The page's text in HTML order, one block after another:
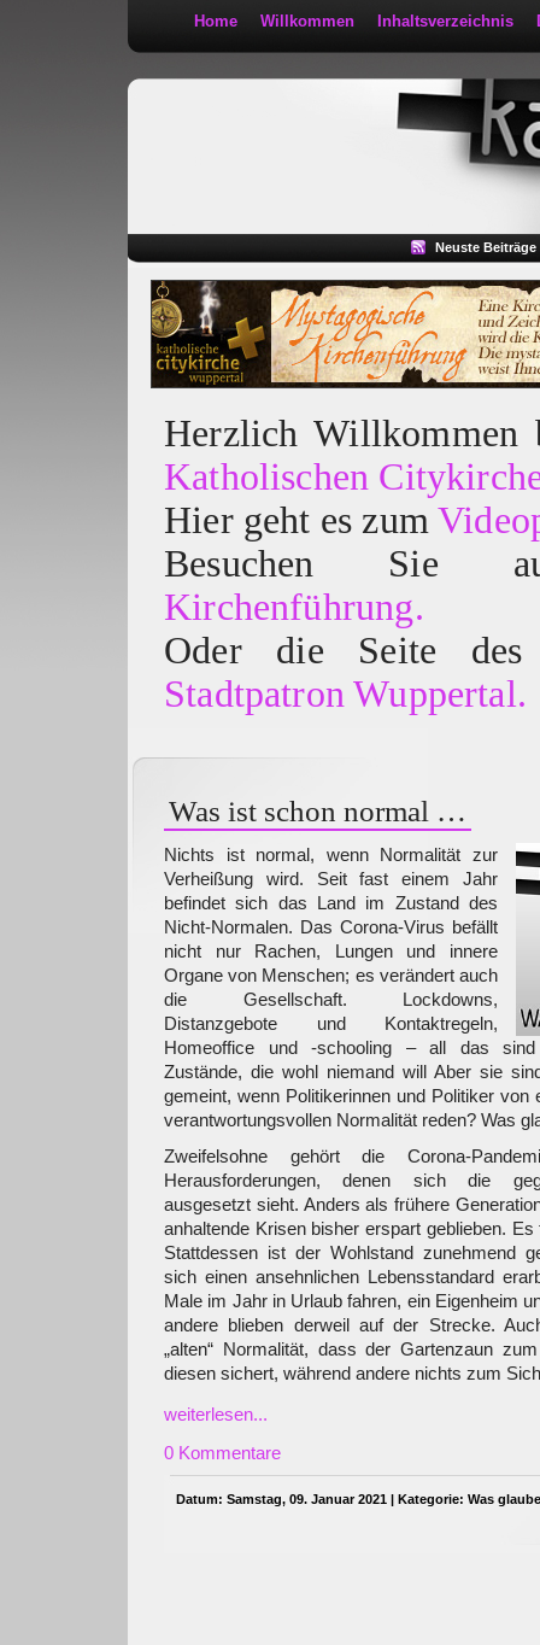
Home Willkommen Inhaltsverzeichnis
Neuste Beiträge
Herzlich
Katholischen
Hier geht es zum
Besuchen
Kirchenführung.
Oder die Seite des
Stadtpatron Wuppertal.
Was ist schon normal …
Nichts ist normal, wenn Normalität zur
Verheißung wird. Seit fast einem Jahr
befindet sich das Land im Zustand des
Nicht-Normalen. Das Corona-Virus befällt
nicht nur Rachen, Lungen und innere
Organe von Menschen; es verändert auch
die Gesellschaft. Lockdowns,
Distanzgebote und Kontaktregeln,
Homeoffice und -schooling – all das sind
Zustände, die wohl niemand will Aber sie
gemeint, wenn Politikerinnen und Politiker von
verantwortungsvollen Normalität reden? Was
Zweifelsohne gehört die Corona-
Herausforderungen, denen sich die
ausgesetzt sieht. Anders als frühere
anhaltende Krisen bisher erspart geblieben.
Stattdessen ist der Wohlstand zunehmend
sich einen ansehnlichen Lebensstandard
Male im Jahr in Urlaub fahren, ein Eigenheim
andere blieben derweil auf der Strecke.
„alten“ Normalität, dass der Gartenzaun
diesen sichert, während andere nichts zum
weiterlesen...
0 Kommentare
Datum: Samstag, 09. Januar 2021 | Kategorie: Was